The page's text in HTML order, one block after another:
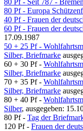
80 Pf - Europa
40 Pf - Frauen der
60 Pf - Frauen der
17.09.1987
50 + 25 Pf -
Silber, Briefmarke
60 + 30 Pf -
Silber, Briefmarke
70 + 35 Pf -
Silber, Briefmarke
80 + 40 Pf -
Silber, ausgegeben:
80 Pf - Tag der
120 Pf - Frauen der